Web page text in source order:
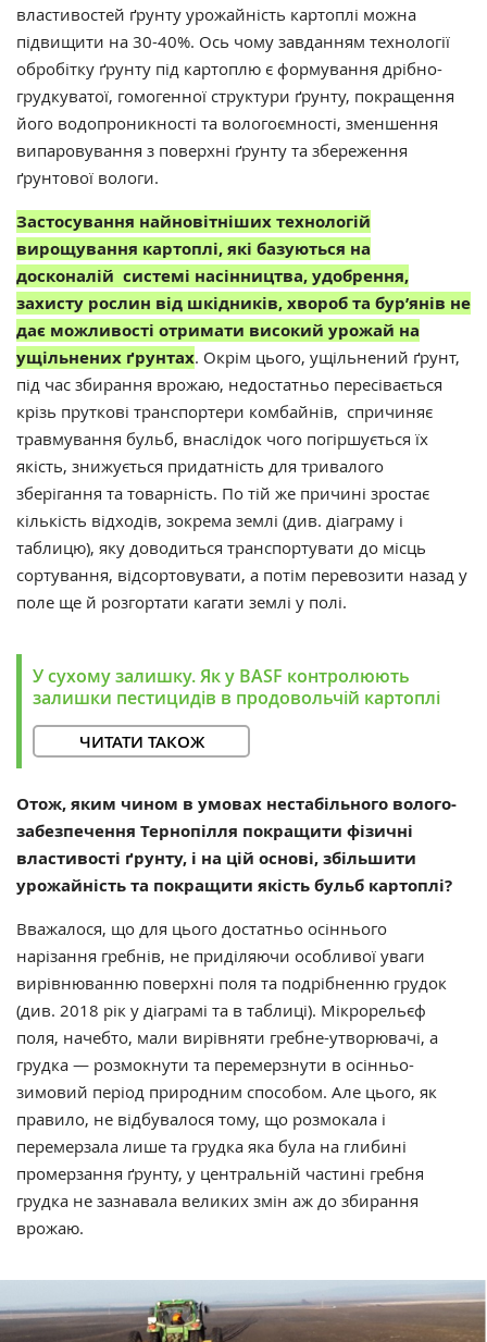
властивостей ґрунту урожайність картоплі можна
підвищити на 30-40%. Ось чому завданням технології
обробітку ґрунту під картоплю є формування дрібно-
грудкуватої, гомогенної структури ґрунту, покращення
його водопроникності та вологоємності, зменшення
випаровування з поверхні ґрунту та збереження
ґрунтової вологи.
Застосування найновітніших технологій
вирощування картоплі, які базуються на
досконалій системі насінництва, удобрення,
захисту рослин від шкідників, хвороб та бур’янів не
дає можливості отримати високий урожай на
ущільнених ґрунтах. Окрім цього, ущільнений ґрунт,
під час збирання врожаю, недостатньо пересівається
крізь пруткові транспортери комбайнів, спричиняє
травмування бульб, внаслідок чого погіршується їх
якість, знижується придатність для тривалого
зберігання та товарність. По тій же причині зростає
кількість відходів, зокрема землі (див. діаграму і
таблицю), яку доводиться транспортувати до місць
сортування, відсортовувати, а потім перевозити назад у
поле ще й розгортати кагати землі у полі.
У сухому залишку. Як у BASF контролюють
залишки пестицидів в продовольчій картоплі
ЧИТАТИ ТАКОЖ
Отож, яким чином в умовах нестабільного волого-
забезпечення Тернопілля покращити фізичні
властивості ґрунту, і на цій основі, збільшити
урожайність та покращити якість бульб картоплі?
Вважалося, що для цього достатньо осіннього
нарізання гребнів, не приділяючи особливої уваги
вирівнюванню поверхні поля та подрібненню грудок
(див. 2018 рік у діаграмі та в таблиці). Мікрорельєф
поля, начебто, мали вирівняти гребне-утворювачі, а
грудка — розмокнути та перемерзнути в осінньо-
зимовий період природним способом. Але цього, як
правило, не відбувалося тому, що розмокала і
перемерзала лише та грудка яка була на глибині
промерзання ґрунту, у центральній частині гребня
грудка не зазнавала великих змін аж до збирання
врожаю.